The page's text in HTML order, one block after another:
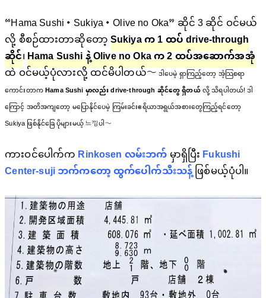
“Hama Sushi・Sukiya・Olive no Oka” ဆိုင် 3 ဆိုင် ဝင်မယ်
လို့ စီစဉ်ထားတာဆိုတော့Sukiya က 1 ထပ် drive-through
ဆိုင်၊Hama Sushi နဲ့ Olive no Oka က 2 ထပ်အဆောက်အအုံ
ထဲ ဝင်မယ့်ပုံလားလို့ ထင်မိပါတယ်〜ဒါပေမဲ့ ရှာကြည့်တော့ အံ့သြစရာ
ကောင်းတာကHama Sushi မှာလည်း drive-through ဆိုင်တွေ ရှိတယ်လို့ သိရပါတယ်! ဒါ
ကြောင့် အတိအကျတော့ မပြောနိုင်ပေမဲ့ ကြမ်းခင်းဧရိယာအရွယ်အစားတွေကြည့်ရင်တော့
Sukiya ဖြစ်နိုင်ခြေ ပိုများမယ့် 느낌ပါ〜
ကားဝင်ပေါက်ကRinkosen လမ်းဘက်မှာရှိပြီးFukushi
Center-suji ဘက်ကတော့ ထွက်ပေါက်သီးသန့်ဖြစ်မယ့်ပုံပါ။